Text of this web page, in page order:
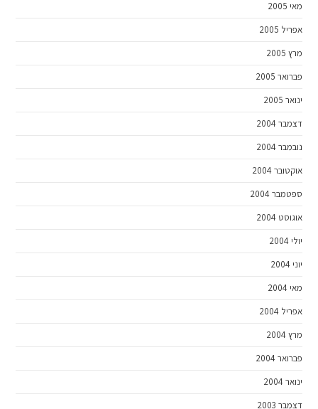
מאי 2005
אפריל 2005
מרץ 2005
פברואר 2005
ינואר 2005
דצמבר 2004
נובמבר 2004
אוקטובר 2004
ספטמבר 2004
אוגוסט 2004
יולי 2004
יוני 2004
מאי 2004
אפריל 2004
מרץ 2004
פברואר 2004
ינואר 2004
דצמבר 2003